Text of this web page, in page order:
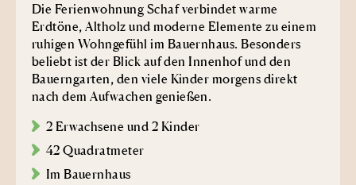
Die Ferienwohnung Schaf verbindet warme
Erdtöne, Altholz und moderne Elemente zu einem
ruhigen Wohngefühl im Bauernhaus. Besonders
beliebt ist der Blick auf den Innenhof und den
Bauerngarten, den viele Kinder morgens direkt
nach dem Aufwachen genießen.
2 Erwachsene und 2 Kinder
42 Quadratmeter
Im Bauernhaus